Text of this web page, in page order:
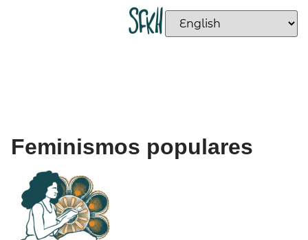
Feminismos populares